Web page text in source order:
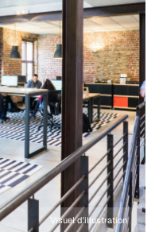
Visuel d'illustration